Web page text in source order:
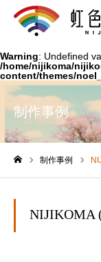
Warning: Undefined
/home/nijikoma/
content/themes/
制作事例
制作事例
NIJIKOMA